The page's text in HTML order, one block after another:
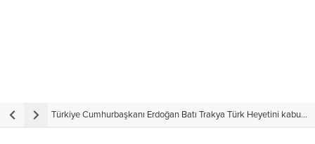
Türkiye Cumhurbaşkanı Erdoğan Batı Trakya Türk Heyetini kabul etti